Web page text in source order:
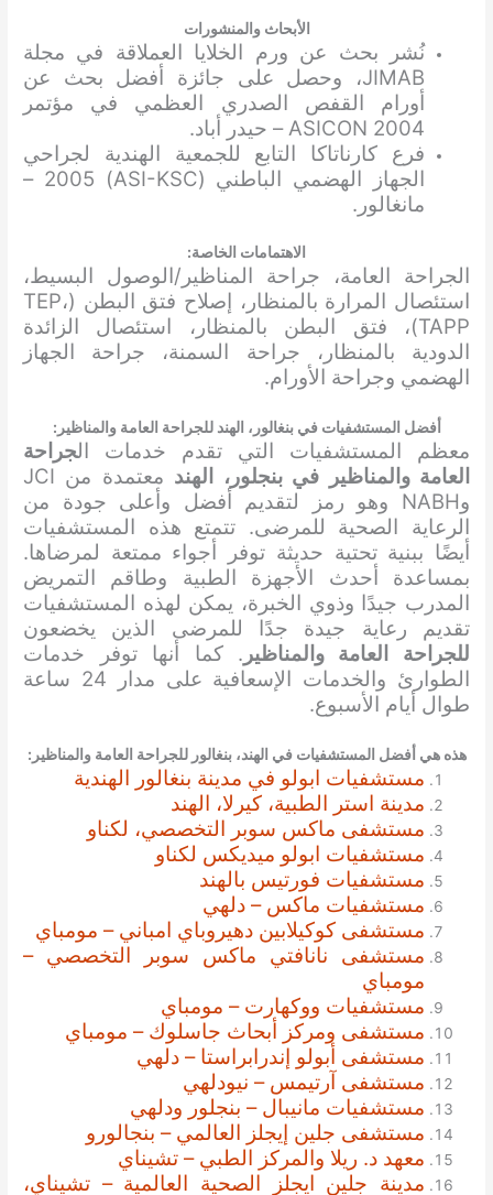
الأبحاث والمنشورات
نُشر بحث عن ورم الخلايا العملاقة في مجلة
JIMAB، وحصل على جائزة أفضل بحث عن
أورام القفص الصدري العظمي في مؤتمر
ASICON 2004 – حيدر أباد.
فرع كارناتاكا التابع للجمعية الهندية لجراحي
الجهاز الهضمي الباطني (ASI-KSC) 2005 –
مانغالور.
الاهتمامات الخاصة:
الجراحة العامة، جراحة المناظير/الوصول البسيط،
استئصال المرارة بالمنظار، إصلاح فتق البطن (TEP،
TAPP)، فتق البطن بالمنظار، استئصال الزائدة
الدودية بالمنظار، جراحة السمنة، جراحة الجهاز
الهضمي وجراحة الأورام.
أفضل المستشفيات في بنغالور، الهند للجراحة العامة والمناظير:
معظم المستشفيات التي تقدم خدمات الجراحة
العامة والمناظير في بنجلور، الهند
معتمدة من JCI
وNABH وهو رمز لتقديم أفضل وأعلى جودة من
الرعاية الصحية للمرضى. تتمتع هذه المستشفيات
أيضًا ببنية تحتية حديثة توفر أجواء ممتعة لمرضاها.
بمساعدة أحدث الأجهزة الطبية وطاقم التمريض
المدرب جيدًا وذوي الخبرة، يمكن لهذه المستشفيات
تقديم رعاية جيدة جدًا للمرضى الذين يخضعون
للجراحة العامة والمناظير . كما أنها توفر خدمات
الطوارئ والخدمات الإسعافية على مدار 24 ساعة
طوال أيام الأسبوع.
هذه هي أفضل المستشفيات في الهند، بنغالورللجراحة العامة والمناظير :
مستشفيات ابولو في مدينة بنغالور الهندية
مدينة استر الطبية، كيرلا، الهند
مستشفى ماكس سوبر التخصصي، لكناو
مستشفيات ابولو ميديكس لكناو
مستشفيات فورتيس بالهند
مستشفيات ماكس – دلهي
مستشفى كوكيلابين دهيروباي امباني – مومباي
مستشفى نانافتي ماكس سوبر التخصصي –
مومباي
مستشفيات ووكهارت – مومباي
مستشفى ومركز أبحاث جاسلوك – مومباي
مستشفى أبولو إندرابراستا – دلهي
مستشفى آرتيمس – نيودلهي
مستشفيات مانيبال – بنجلور ودلهي
مستشفى جلين إيجلز العالمي – بنجالورو
معهد د. ريلا والمركز الطبي – تشيناي
مدينة جلين ايجلز الصحية العالمية – تشيناي،